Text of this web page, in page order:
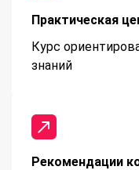
Практическая
Курс
знаний
Рекомендации